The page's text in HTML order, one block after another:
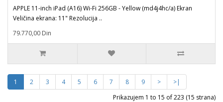
APPLE 11-inch iPad (A16) Wi-Fi 256GB - Yellow (md4j4hc/a) Ekran
Veličina ekrana: 11" Rezolucija ..
79.770,00 Din
1 2 3 4 5 6 7 8 9 >
>|
Prikazujem 1 to 15 of 223 (15 strana)